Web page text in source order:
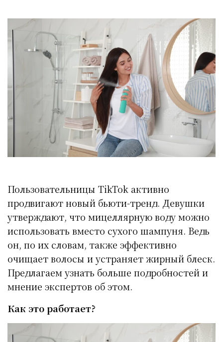
Пользовательницы TikTok активно
продвигают новый бьюти-тренд. Девушки
утверждают, что мицеллярную воду можно
использовать вместо сухого шампуня. Ведь
он, по их словам, также эффективно
очищает волосы и устраняет жирный блеск.
Предлагаем узнать больше подробностей и
мнение экспертов об этом.
Как это работает?